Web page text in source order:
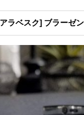
ラベスク] ブラーゼ